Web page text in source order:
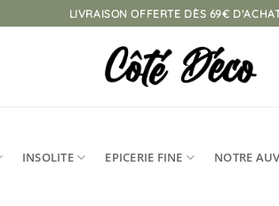
LIVRAISON OFFERTE DÈS 69€
INSOLITE EPICERIE FINE NOTRE